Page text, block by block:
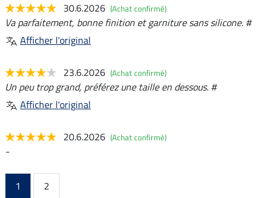
30.6.2026 (Achat confirmé)
Va parfaitement, bonne finition et garniture sans silicone. #
Afficher l'original
23.6.2026 (Achat confirmé)
Un peu trop grand, préférez une taille en dessous. #
Afficher l'original
20.6.2026 (Achat confirmé)
-
1
2